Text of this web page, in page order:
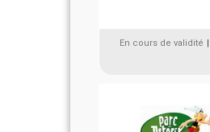
En cours de validité